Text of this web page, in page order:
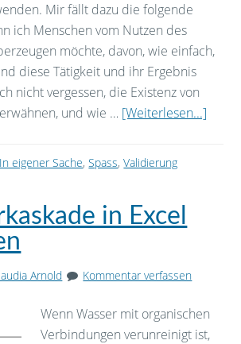
Mir fällt dazu die folgende
ich Menschen vom Nutzen des
möchte, davon, wie einfach,
diese Tätigkeit und ihr Ergebnis
nicht vergessen, die Existenz von
und wie … [Weiterlesen...]
In eigener Sache,Spass,Validierung
in Excel
Arnold Kommentar verfassen
Wenn Wasser mit organischen
Verbindungen verunreinigt ist,